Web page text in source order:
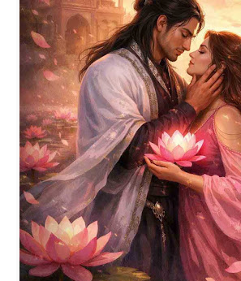
Kevin, an aspiring writer torn between
and his relentless dream, is searching
define his future. When he stumbles
real-life case, what begins as simple
spirals into a dangerous journey.
crime. Powerful rivals. As Kevin digs
deception and ambition, he realizes
story — it’s a game of survival. Every
consequences. Every silence hides a